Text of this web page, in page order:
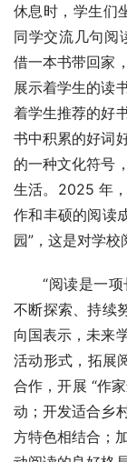
休息时，学生们
同学交流几句阅
借一本书带回家
展示着学生的读
着学生推荐的好
书中积累的好词
的一种文化符号
生活。2025 年
作和丰硕的阅读
园”，这是对学校
“阅读是一
不断探索、持续
向国表示，未来
活动形式，拓展
合作，开展 “作
动；开发适合乡
方特色相结合；